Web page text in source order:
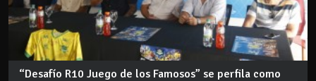
“Desafío R10 Juego de los Famosos” se perfila como